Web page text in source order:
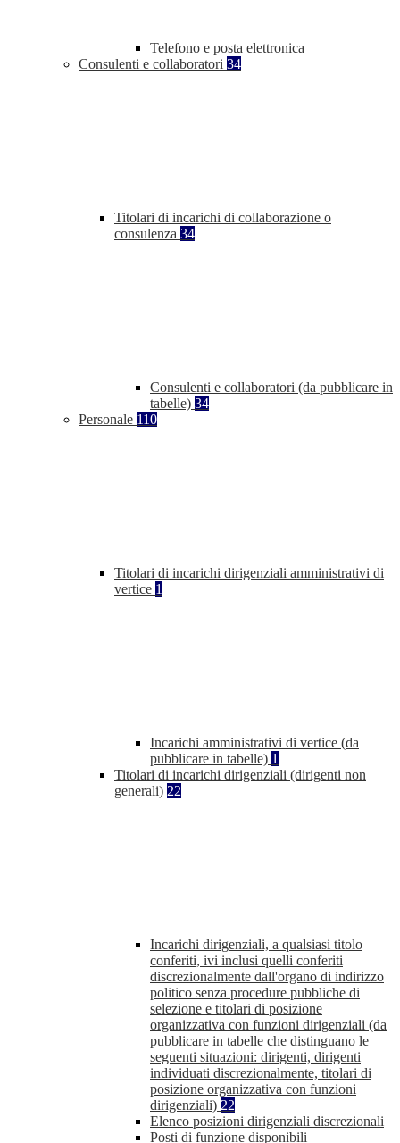
Telefono e posta elettronica
Consulenti e collaboratori 34
Titolari di incarichi di collaborazione o
consulenza 34
Consulenti e collaboratori (da pubblicare in
tabelle) 34
Personale 110
Titolari di incarichi dirigenziali amministrativi di
vertice 1
Incarichi amministrativi di vertice (da
pubblicare in tabelle) 1
Titolari di incarichi dirigenziali (dirigenti non
generali) 22
Incarichi dirigenziali, a qualsiasi titolo
conferiti, ivi inclusi quelli conferiti
discrezionalmente dall'organo di indirizzo
politico senza procedure pubbliche di
selezione e titolari di posizione
organizzativa con funzioni dirigenziali (da
pubblicare in tabelle che distinguano le
seguenti situazioni: dirigenti, dirigenti
individuati discrezionalmente, titolari di
posizione organizzativa con funzioni
dirigenziali) 22
Elenco posizioni dirigenziali discrezionali
Posti di funzione disponibili